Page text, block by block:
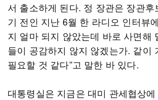
서 출소하게 된다. 정 장관은 장관
기 전인 지난 6월 한 라디오 인터뷰
지 얼마 되지 않았는데 바로 사면해
들이 공감하지 않지 않겠는가. 같이
필요할 것 같다”고 말한 바 있다.
대통령실은 지금은 대미 관세협상